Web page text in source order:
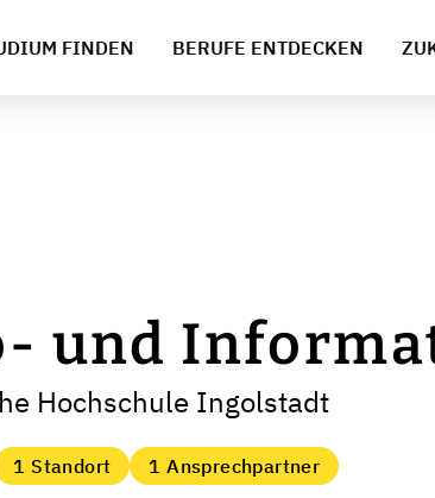
FINDEN BERUFE ENTDECKEN
und
Hochschule Ingolstadt
1 Standort 1 Ansprechpartner